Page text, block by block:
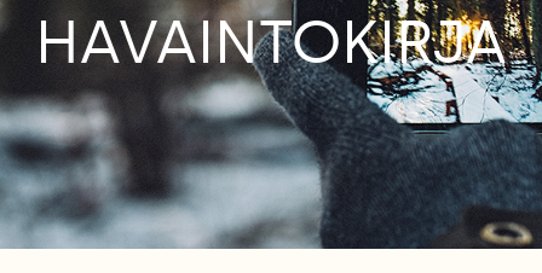
HAVAINTOKIRJA